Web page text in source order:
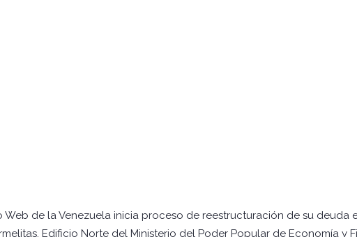
Web de la Venezuela inicia proceso de reestructuración de su deuda
Edificio Norte del Ministerio del Poder Popular de Economía y